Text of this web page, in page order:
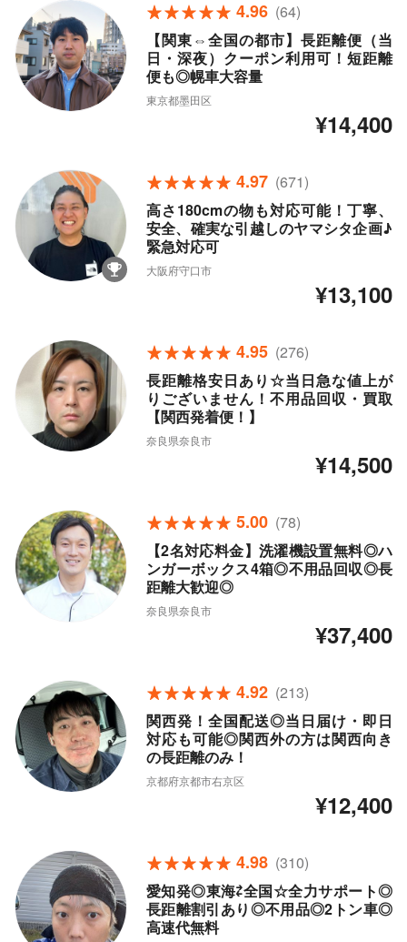
4.96 (64)
【関東⇔全国の都市】長距離便（当
日・深夜）クーポン利用可！短距離
便も◎幌車大容量
東京都墨田区
¥14,400
4.97 (671)
高さ180cmの物も対応可能！丁寧、
安全、確実な引越しのヤマシタ企画♪
緊急対応可
大阪府守口市
¥13,100
4.95 (276)
長距離格安日あり☆当日急な値上が
りございません！不用品回収・買取
【関西発着便！】
奈良県奈良市
¥14,500
5.00 (78)
【2名対応料金】洗濯機設置無料◎ハ
ンガーボックス4箱◎不用品回収◎長
距離大歓迎◎
奈良県奈良市
¥37,400
4.92 (213)
関西発！全国配送◎当日届け・即日
対応も可能◎関西外の方は関西向き
の長距離のみ！
京都府京都市右京区
¥12,400
4.98 (310)
愛知発◎東海⇄全国☆全力サポート◎
長距離割引あり◎不用品◎2トン車◎
高速代無料